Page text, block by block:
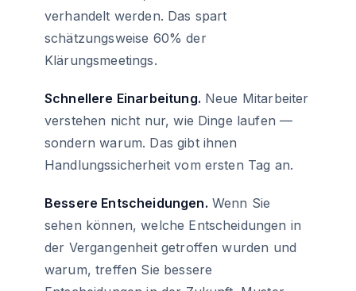
verhandelt werden. Das spart
schätzungsweise 60% der
Klärungsmeetings.
Schnellere Einarbeitung. Neue Mitarbeiter
verstehen nicht nur, wie Dinge laufen —
sondern warum. Das gibt ihnen
Handlungssicherheit vom ersten Tag an.
Bessere Entscheidungen. Wenn Sie
sehen können, welche Entscheidungen in
der Vergangenheit getroffen wurden und
warum, treffen Sie bessere